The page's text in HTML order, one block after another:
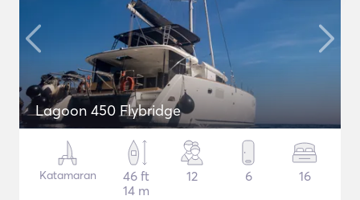
Lagoon 450 Flybridge
Katamaran
46 ft
14 m
12 6 16